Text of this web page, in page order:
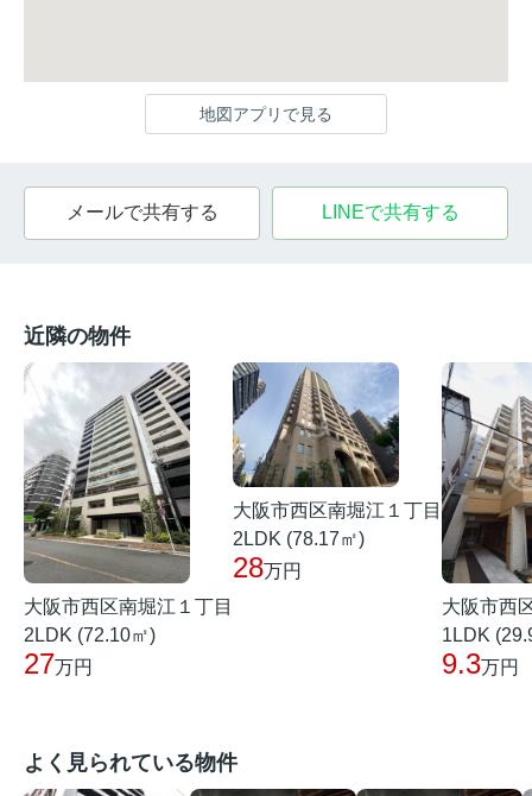
地図アプリで見る
メールで共有する LINEで共有する
近隣の物件
大阪市西区南堀江１丁目
2LDK (72.10㎡)
27万円
大阪市西区南堀江１丁目
2LDK (78.17㎡)
28万円
大阪市西
1LDK
9.3万円
よく見られている物件